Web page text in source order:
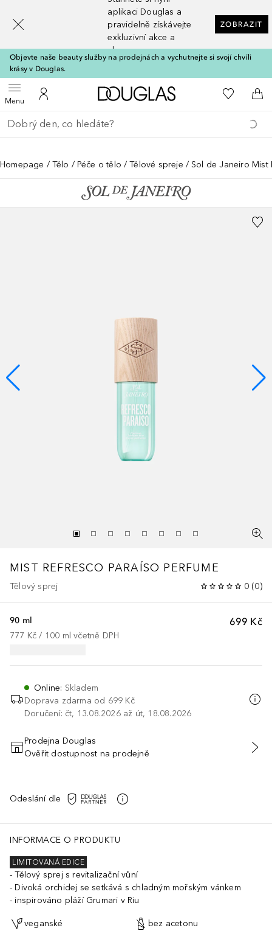
aplikaci Douglas a
pravidelně získávejte
exkluzivní akce a
slevy
ZOBRAZIT
Objevte naše beauty služby na prodejnách a vychutnejte si svojí chvíli
krásy v Douglas.
MenuOtevřít menuK mému účtu
Domů K mému
Do
Vraťte se
Proveďte vyhledávání
Homepage Tělo Péče o tělo Tělové spreje Sol de Janeiro Mist
MIST REFRESCO PARAÍSO PERFUME
Tělový sprej 0 (0)
699 Kč
90 ml
777 Kč / 100 ml včetně DPH
Online: Skladem
Doprava zdarma od 699 Kč
Doručení: čt, 13.08.2026 až út, 18.08.2026
PŘIDAT DO KOŠÍKU
Prodejna Douglas
Ověřit dostupnost na prodejně
Odeslání dle
INFORMACE O PRODUKTU
LIMITOVANÁ EDICE
Tělový sprej s revitalizační vůní
Divoká orchidej se setkává s chladným mořským vánkem
inspirováno pláží Grumari v Riu
veganské bez acetonu
[navigation.slideout.screenreader]